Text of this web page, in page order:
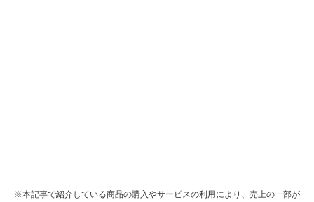
※本記事で紹介している商品の購入やサービスの利用により、売上の一部が